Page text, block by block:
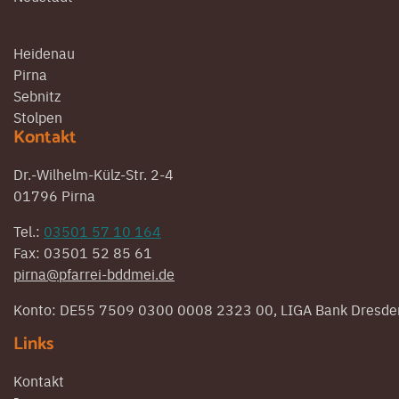
Heidenau
Pirna
Sebnitz
Stolpen
Kontakt
Dr.-Wilhelm-Külz-Str. 2-4
01796 Pirna
Tel.: 03501 57 10 164
Fax: 03501 52 85 61
pirna@pfarrei-bddmei.de
Konto: DE55 7509 0300 0008 2323 00, LIGA Bank
Links
Kontakt